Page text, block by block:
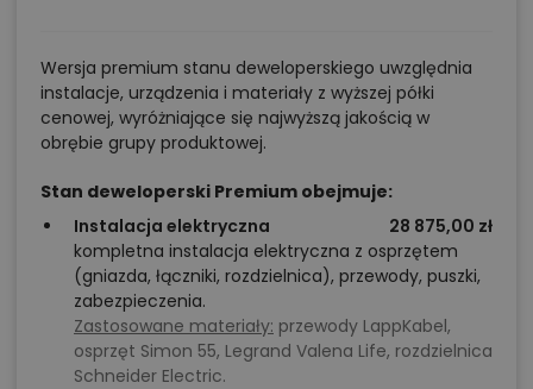
Wersja premium stanu deweloperskiego uwzględnia
instalacje, urządzenia i materiały z wyższej półki
cenowej, wyróżniające się najwyższą jakością w
obrębie grupy produktowej.
Stan deweloperski Premium obejmuje:
Instalacja elektryczna
28 875,00 zł
kompletna instalacja elektryczna z osprzętem
(gniazda, łączniki, rozdzielnica), przewody, puszki,
zabezpieczenia.
Zastosowane materiały: przewody LappKabel,
osprzęt Simon 55, Legrand Valena Life, rozdzielnica
Schneider Electric.